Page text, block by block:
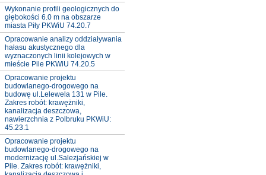
Wykonanie profili geologicznych do
głębokości 6.0 m na obszarze
miasta Piły PKWiU 74.20.7
Opracowanie analizy oddziaływania
hałasu akustycznego dla
wyznaczonych linii kolejowych w
mieście Pile PKWiU 74.20.5
Opracowanie projektu
budowlanego-drogowego na
budowę ul.Lelewela 131 w Pile.
Zakres robót: krawężniki,
kanalizacja deszczowa,
nawierzchnia z Polbruku PKWiU:
45.23.1
Opracowanie projektu
budowlanego-drogowego na
modernizację ul.Salezjańskiej w
Pile. Zakres robót: krawężniki,